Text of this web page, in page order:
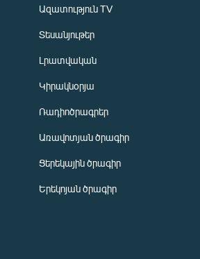
Ազատություն TV
Տեսանյութեր
Լրատվական
Կիրակնօրյա
Ռադիոծրագրեր
Առավոտյան ծրագիր
Ցերեկային ծրագիր
Երեկոյան ծրագիր